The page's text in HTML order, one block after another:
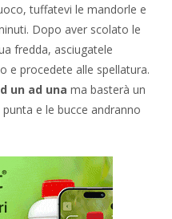
tuffatevi le mandorle e
Dopo aver scolato le
fredda, asciugatele
e procedete alle spellatura.
un ad una ma basterà un
e le bucce andranno